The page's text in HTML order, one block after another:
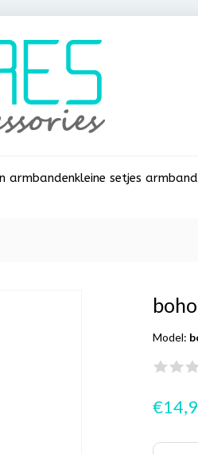
armbandenkleine setjes
Model: